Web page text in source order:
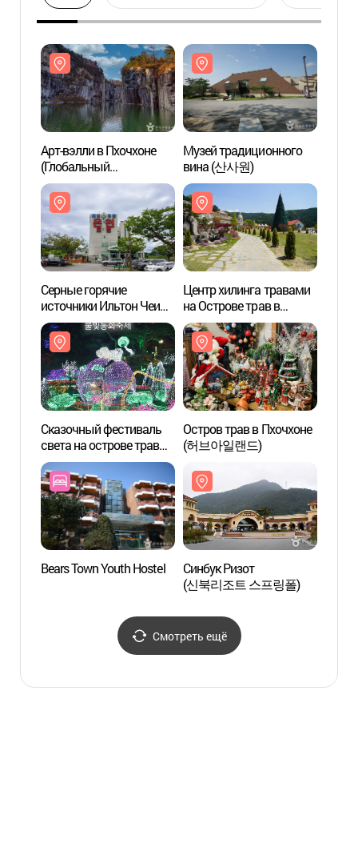
Арт-вэлли в Пхочхоне
(Глобальный
геологический парк
ЮНЕСКО Хантханган)
(포천아트밸리(한탄강
유네스코 세계지질공원))
Музей традиционного
вина (산사원)
Серные горячие
источники Ильтон Чеиль
(일동제일유황온천)
Центр хилинга травами
на Острове трав в
Пхочхоне (허브아일랜드
허브힐링센터)
Сказочный фестиваль
света на острове трав
Herb Island (허브아일랜드
불빛동화축제)
Остров трав в Пхочхоне
(허브아일랜드)
Bears Town Youth Hostel
Синбук Ризот
(신북리조트 스프링폴)
Смотреть ещё